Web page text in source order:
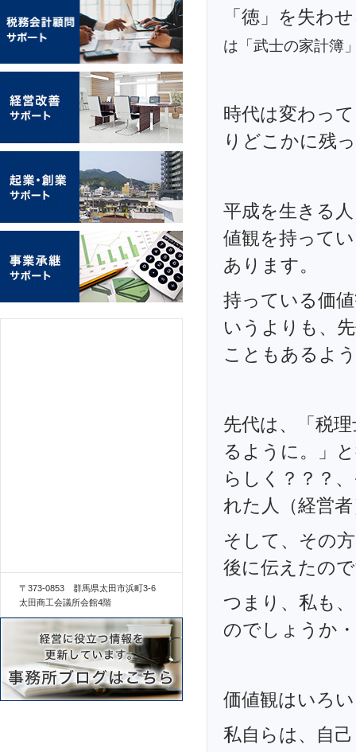
「徳」を失わ
は「武士の家計
時代は変わっ
りどこかに残
平成を生きる
値観を持って
あります。
持っている価
いうよりも、
こともあるよ
先代は、「税
るように。」
らしく？？？
れた人（経営
そして、その
後に伝えたの
つまり、私も
のでしょうか
価値観はいろ
私自らは、自
〒373-0853 群馬県太田市浜町3-6
太田商工会議所会館4階